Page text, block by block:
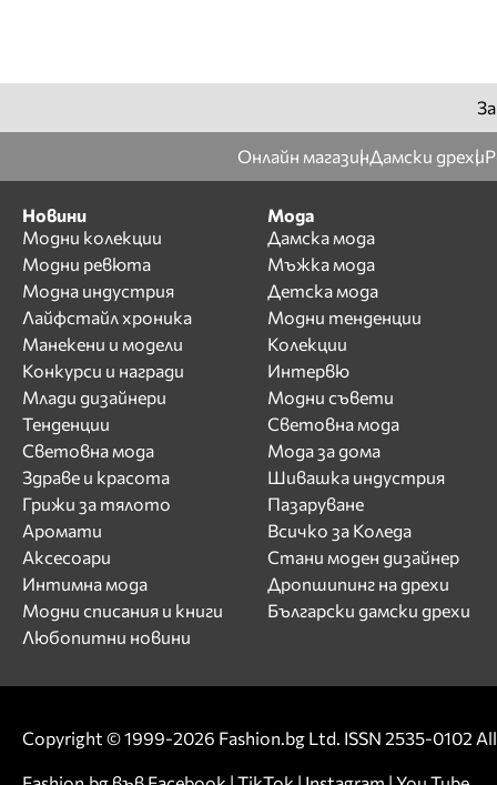
Онлайн магазинДамски дрехи
Новини
Модни колекции
Модни ревюта
Модна индустрия
Лайфстайл хроника
Манекени и модели
Конкурси и награди
Млади дизайнери
Тенденции
Световна мода
Здраве и красота
Грижи за тялото
Аромати
Аксесоари
Интимна мода
Модни списания и книги
Любопитни новини
Мода
Дамска мода
Мъжка мода
Детска мода
Модни тенденции
Колекции
Интервю
Модни съвети
Световна мода
Мода за дома
Шивашка индустрия
Пазаруване
Всичко за Коледа
Стани моден дизайнер
Дропшипинг на дрехи
Български дамски дрехи
Copyright © 1999-2026 Fashion.bg Ltd. ISSN 2535-0102